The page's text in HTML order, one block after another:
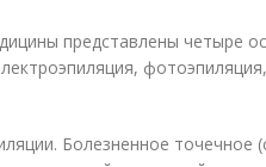
представлены четыре
Болезненное точечное